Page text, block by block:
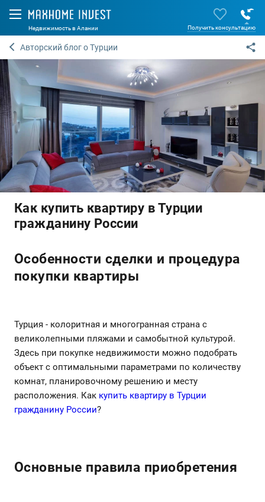
Недвижимость в Алании Получить консультацию
Авторский блог о Турции
Как купить квартиру в Турции
гражданину России
Особенности сделки и процедура
покупки квартиры
Турция - колоритная и многогранная страна с
великолепными пляжами и самобытной культурой.
Здесь при покупке недвижимости можно подобрать
объект с оптимальными параметрами по количеству
комнат, планировочному решению и месту
расположения. Как купить квартиру в Турции
гражданину России?
Основные правила приобретения